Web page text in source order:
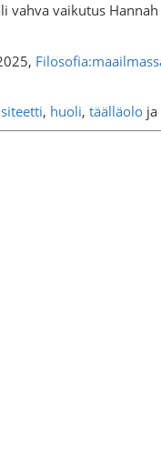
vahva vaikutus
, huoli, täälläolo ja